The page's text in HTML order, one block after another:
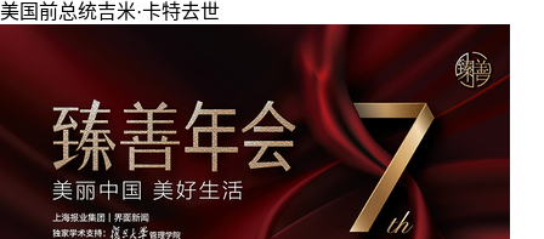
美国前总统吉米·卡特去世